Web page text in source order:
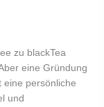
zu blackTea
eine Gründung
eine persönliche
und